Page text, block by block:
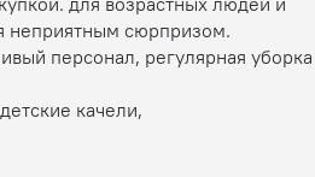
неприятным сюрпризом.
персонал, регулярная уборка
качели,